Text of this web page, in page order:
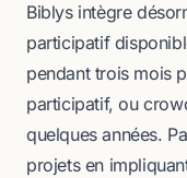
Biblys intègre
participatif
pendant trois mois
participatif, ou
quelques années.
projets en